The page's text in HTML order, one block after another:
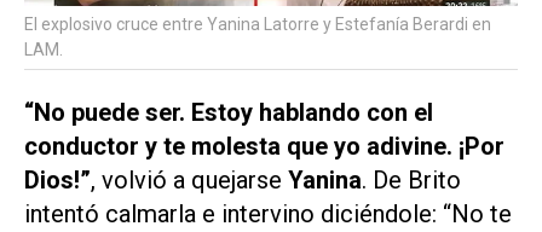
El explosivo cruce entre Yanina Latorre y Estefanía Berardi en
LAM.
“No puede ser. Estoy hablando con el
conductor y te molesta que yo adivine. ¡Por
Dios!”, volvió a quejarse Yanina. De Brito
intentó calmarla e intervino diciéndole: “No te